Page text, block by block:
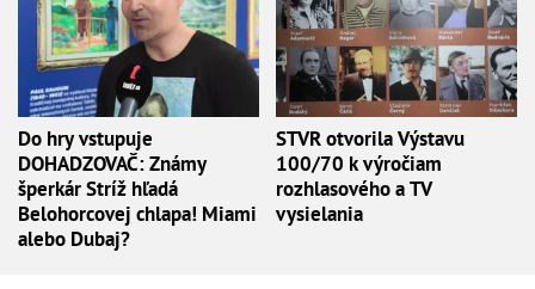
Do hry vstupuje
DOHADZOVAČ: Známy
šperkár Stríž hľadá
Belohorcovej chlapa! Miami
alebo Dubaj?
STVR otvorila Výstavu
100/70 k výročiam
rozhlasového a TV
vysielania